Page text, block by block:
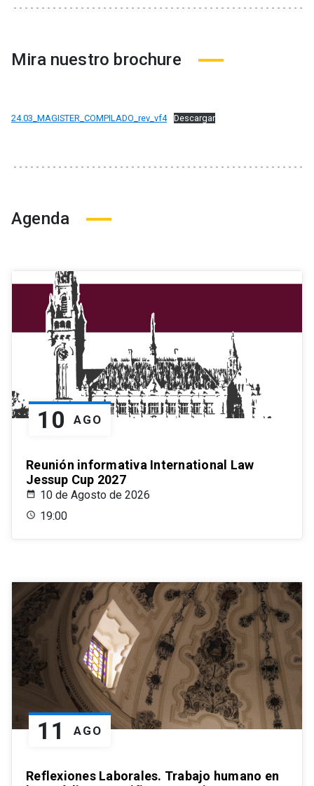
Mira nuestro brochure
24.03_MAGISTER_COMPILADO_rev_vf4 Descargar
Agenda
10 AGO
Reunión informativa International Law
Jessup Cup 2027
10 de Agosto de 2026
19:00
11 AGO
Reflexiones Laborales. Trabajo humano en